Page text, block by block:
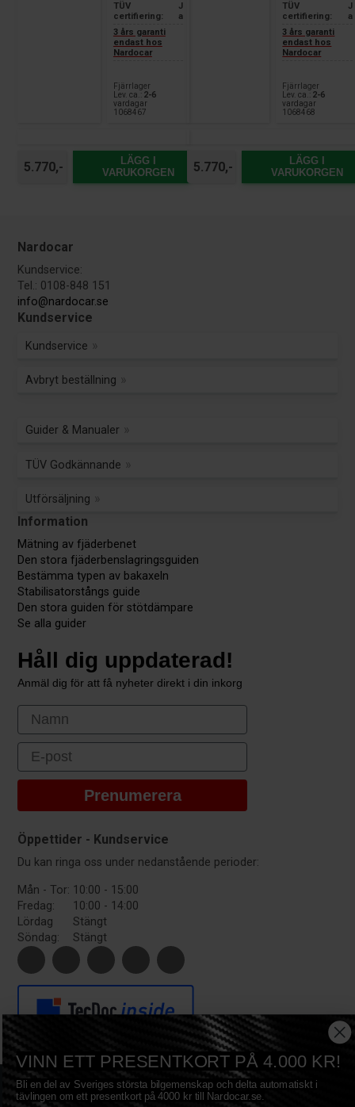
TÜV
certifiering:
J
a
3 års garanti
endast hos
Nardocar
Fjärrlager
Lev. ca.:
2-6
vardagar
1068467
5.770,-
LÄGG I
VARUKORGEN
TÜV
certifiering:
J
a
3 års garanti
endast hos
Nardocar
Fjärrlager
Lev. ca.: 2-6
vardagar
1068468
5.770,-
LÄGG I
VARUKORGEN
Nardocar
Kundservice:
Tel.: 0108-848 151
info@nardocar.se
Kundservice
Kundservice
Avbryt beställning
Guider & Manualer
TÜV Godkännande
Utförsäljning
Information
Mätning av fjäderbenet
Den stora fjäderbenslagringsguiden
Bestämma typen av bakaxeln
Stabilisatorstångs guide
Den stora guiden för stötdämpare
Se alla guider
Håll dig uppdaterad!
Anmäl dig för att få nyheter direkt i din inkorg
First Name
Email
Prenumerera
Öppettider - Kundservice
Du kan ringa oss under nedanstående perioder:
Mån - Tor: 10:00 - 15:00
Fredag:
10:00 - 14:00
Lördag
Stängt
Söndag:
Stängt
Copyright © 2017 Nardocar ApS - All Rights Reserved
Privacy|Terms|Sitemap| Cookies|
Nardocar - Fjordbakken 37 - 4700 Næstved - Danmark
VINN ETT PRESENTKORT PÅ 4.000 KR!
Bli en del av Sveriges största bilgemenskap och delta automatiskt i
tävlingen om ett presentkort på 4000 kr till Nardocar.se.